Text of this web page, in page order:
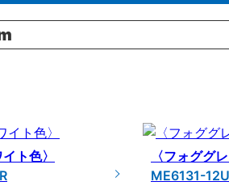
ト色〉
〈フォググ
ME6131-